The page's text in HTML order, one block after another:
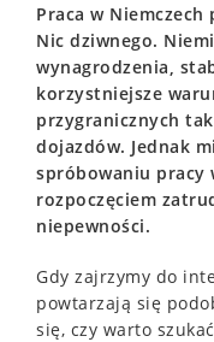
Praca w
Nic dziwnego.
wynagrodzenia,
korzystniejsze
przygranicznych
dojazdów. Jednak
spróbowaniu pracy
rozpoczęciem
niepewności.
Gdy zajrzymy do
powtarzają się
się, czy warto